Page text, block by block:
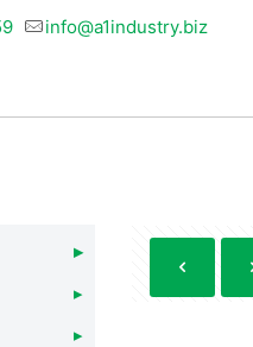
info@a1industry.biz
▸
▸
▸